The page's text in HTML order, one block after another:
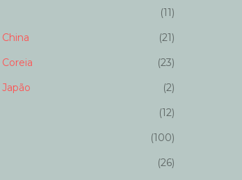
(11)
(21)
(23)
(2)
(12)
(100)
(26)